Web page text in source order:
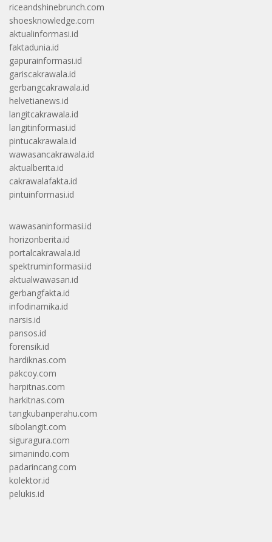
riceandshinebrunch.com
shoesknowledge.com
aktualinformasi.id
faktadunia.id
gapurainformasi.id
gariscakrawala.id
gerbangcakrawala.id
helvetianews.id
langitcakrawala.id
langitinformasi.id
pintucakrawala.id
wawasancakrawala.id
aktualberita.id
cakrawalafakta.id
pintuinformasi.id
wawasaninformasi.id
horizonberita.id
portalcakrawala.id
spektruminformasi.id
aktualwawasan.id
gerbangfakta.id
infodinamika.id
narsis.id
pansos.id
forensik.id
hardiknas.com
pakcoy.com
harpitnas.com
harkitnas.com
tangkubanperahu.com
sibolangit.com
siguragura.com
simanindo.com
padarincang.com
kolektor.id
pelukis.id